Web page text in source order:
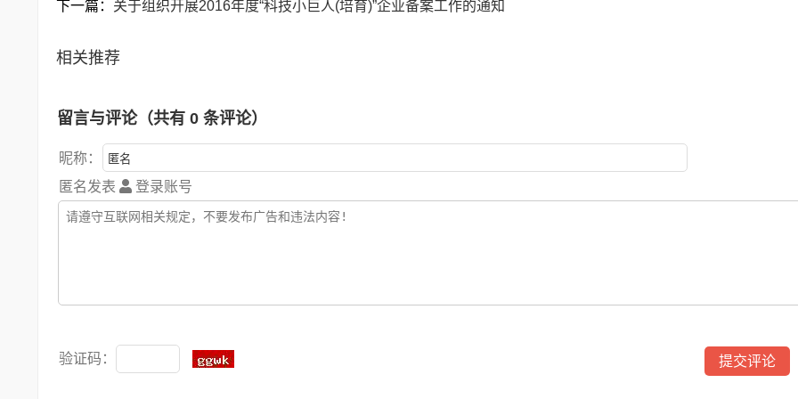
下一篇： 关于组织开展2016年度“科技小巨人(培育)”企业备案工作的通知
相关推荐
留言与评论（共有 0 条评论）
昵称：
匿名发表
登录账号
验证码：